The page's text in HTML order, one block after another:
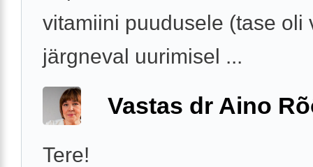
vitamiini puudusele (tase oli
järgneval uurimisel ...
Vastas dr Aino
Tere!